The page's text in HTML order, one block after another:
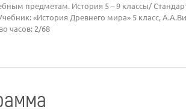
предметам. История 5 – 9 классы/
«История Древнего мира» 5 класс,
часов: 2/68